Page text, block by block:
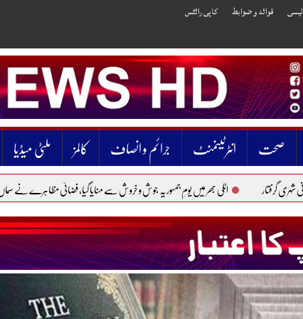
قوائد و ضوابط
کاپی رائٹس
صحت انٹرٹینمنٹ جرائم و انصاف کالمز ملٹی میڈیا
اٹلی بھر میں یومِ جمہوریہ جوش و خروش سے منایا گیا، فضائی مظاہرے نے سماں باندھ دیا